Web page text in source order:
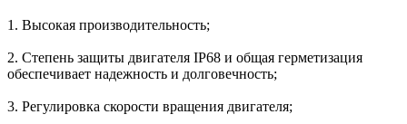
1. Высокая производительность;
2. Степень защиты двигателя IP68 и общая герметизация
обеспечивает надежность и долговечность;
3. Регулировка скорости вращения двигателя;